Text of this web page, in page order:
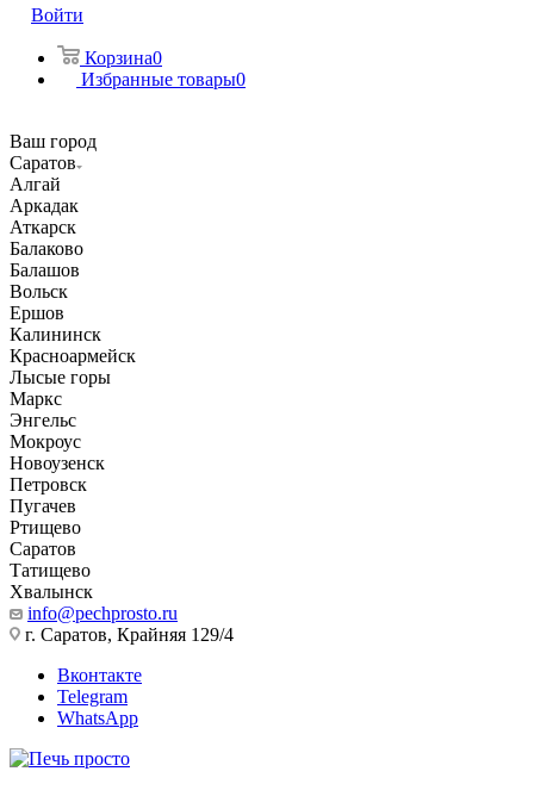
Войти
Корзина0
Избранные товары0
Ваш город
Саратов
Алгай
Аркадак
Аткарск
Балаково
Балашов
Вольск
Ершов
Калининск
Красноармейск
Лысые горы
Маркс
Энгельс
Мокроус
Новоузенск
Петровск
Пугачев
Ртищево
Саратов
Татищево
Хвалынск
info@pechprosto.ru
г. Саратов, Крайняя 129/4
Вконтакте
Telegram
WhatsApp